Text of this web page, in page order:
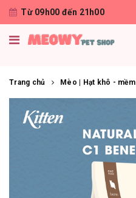
Từ 09h00 đến 21h00
Trang chủ Mèo | Hạt khô - mềm